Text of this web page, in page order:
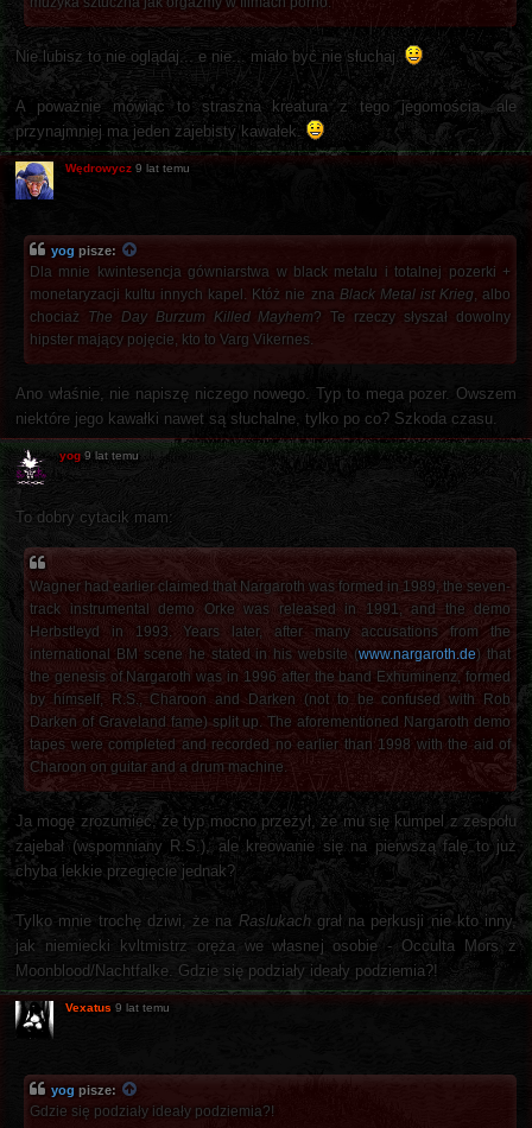
Nie lubisz to nie oglądaj... e nie... miało być nie słuchaj.
A poważnie mówiąc to straszna kreatura z tego jegomościa, ale
przynajmniej ma jeden zajebisty kawałek.
Wędrowycz 9 lat temu
yog pisze:
Dla mnie kwintesencja gówniarstwa w black metalu i totalnej pozerki +
monetaryzacji kultu innych kapel. Któż nie zna Black Metal ist Krieg, albo
chociaż The Day Burzum Killed Mayhem? Te rzeczy słyszał dowolny
hipster mający pojęcie, kto to Varg Vikernes.
Ano właśnie, nie napiszę niczego nowego. Typ to mega pozer. Owszem
niektóre jego kawałki nawet są słuchalne, tylko po co? Szkoda czasu.
yog 9 lat temu
To dobry cytacik mam:
Wagner had earlier claimed that Nargaroth was formed in 1989, the seven-
track instrumental demo Orke was released in 1991, and the demo
Herbstleyd in 1993. Years later, after many accusations from the
international BM scene he stated in his website (www.nargaroth.de) that
the genesis of Nargaroth was in 1996 after the band Exhuminenz, formed
by himself, R.S., Charoon and Darken (not to be confused with Rob
Darken of Graveland fame) split up. The aforementioned Nargaroth demo
tapes were completed and recorded no earlier than 1998 with the aid of
Charoon on guitar and a drum machine.
Ja mogę zrozumieć, że typ mocno przeżył, że mu się kumpel z zespołu
zajebał (wspomniany R.S.), ale kreowanie się na pierwszą falę to już
chyba lekkie przegięcie jednak?
Tylko mnie trochę dziwi, że na Raslukachgrał na perkusji nie kto inny,
jak niemiecki kvltmistrz oręża we własnej osobie - Occulta Mors z
Moonblood/Nachtfalke. Gdzie się podziały ideały podziemia?!
Vexatus 9 lat temu
yog pisze:
Gdzie się podziały ideały podziemia?!